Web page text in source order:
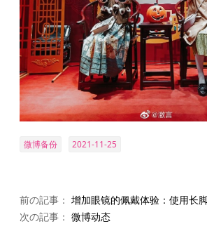
微博备份 2021-11-25
前の記事： 增加眼镜的佩戴体验：使用长
次の記事： 微博动态